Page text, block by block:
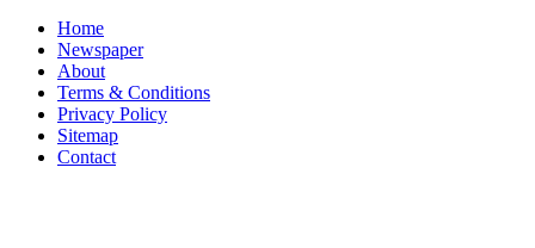
Home
Newspaper
About
Terms & Conditions
Privacy Policy
Sitemap
Contact